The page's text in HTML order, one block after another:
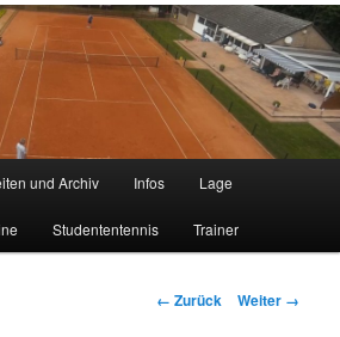
und Archiv Infos Lage
Studententennis Trainer
Bilder-
← Zurück Weiter →